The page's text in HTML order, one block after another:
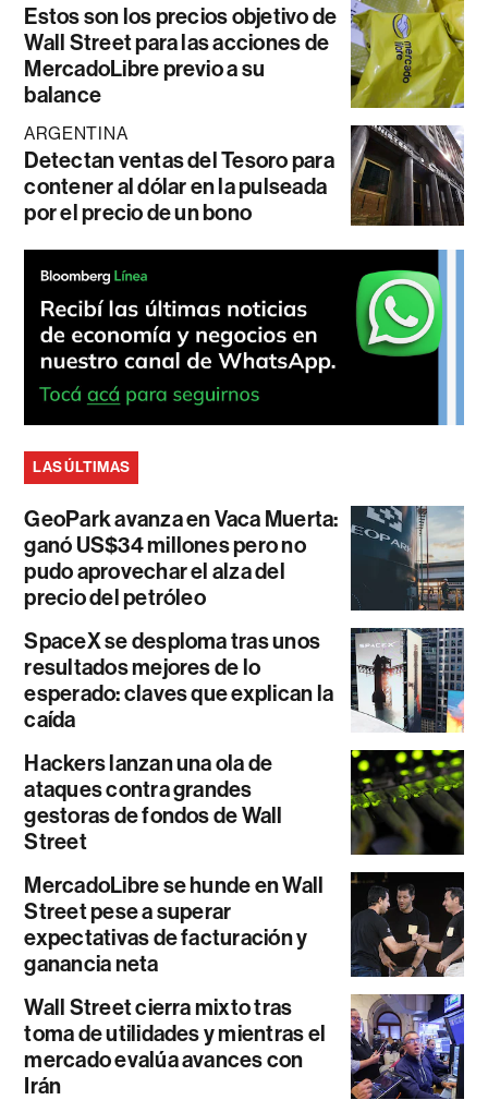
Estos son los precios objetivo de
Wall Street para las acciones de
MercadoLibre previo a su
balance
ARGENTINA
Detectan ventas del Tesoro para
contener al dólar en la pulseada
por el precio de un bono
LAS ÚLTIMAS
GeoPark avanza en Vaca Muerta:
ganó US$34 millones pero no
pudo aprovechar el alza del
precio del petróleo
SpaceX se desploma tras unos
resultados mejores de lo
esperado: claves que explican la
caída
Hackers lanzan una ola de
ataques contra grandes
gestoras de fondos de Wall
Street
MercadoLibre se hunde en Wall
Street pese a superar
expectativas de facturación y
ganancia neta
Wall Street cierra mixto tras
toma de utilidades y mientras el
mercado evalúa avances con
Irán